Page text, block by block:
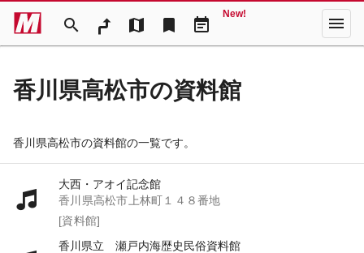
search map bookmark event_note
New! menu
香川県高松市の資料館
香川県高松市の資料館の一覧です。
大西・アオイ記念館
香川県高松市上林町１４８番地
[資料館]
香川県立 瀬戸内海歴史民俗資料館